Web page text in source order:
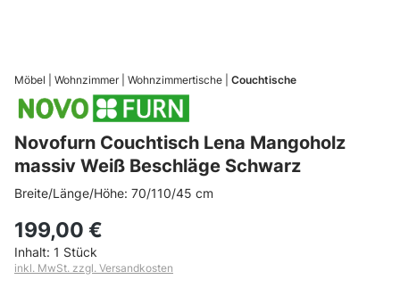
Möbel Wohnzimmer Wohnzimmertische Couchtische
Novofurn Couchtisch Lena Mangoholz
massiv Weiß Beschläge Schwarz
Breite/Länge/Höhe: 70/110/45 cm
199,00 €
Inhalt: 1 Stück
inkl. MwSt. zzgl. Versandkosten